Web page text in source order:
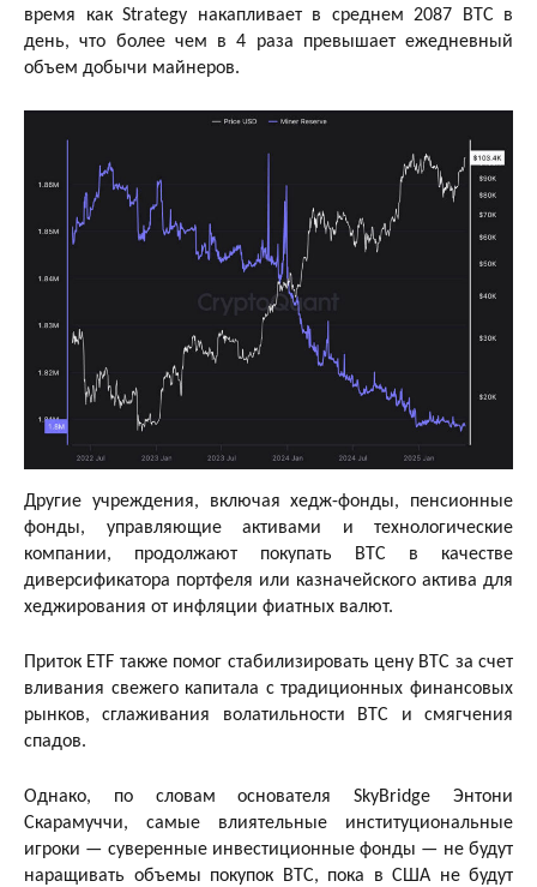
время как Strategy накапливает в среднем 2087 BTC в
день, что более чем в 4 раза превышает ежедневный
объем добычи майнеров.
Другие учреждения, включая хедж-фонды, пенсионные
фонды, управляющие активами и технологические
компании, продолжают покупать BTC в качестве
диверсификатора портфеля или казначейского актива для
хеджирования от инфляции фиатных валют.
Приток ETF также помог стабилизировать цену BTC за счет
вливания свежего капитала с традиционных финансовых
рынков, сглаживания волатильности BTC и смягчения
спадов.
Однако, по словам основателя SkyBridge Энтони
Скарамуччи, самые влиятельные институциональные
игроки — суверенные инвестиционные фонды — не будут
наращивать объемы покупок BTC, пока в США не будут